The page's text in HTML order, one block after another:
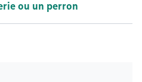
ou un perron